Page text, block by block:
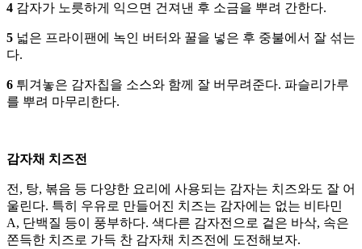
4 감자가 노릇하게 익으면 건져낸 후 소금을 뿌려 간한다.
5 넓은 프라이팬에 녹인 버터와 꿀을 넣은 후 중불에서 잘 섞는
다.
6 튀겨놓은 감자칩을 소스와 함께 잘 버무려준다. 파슬리가루
를 뿌려 마무리한다.
감자채 치즈전
전, 탕, 볶음 등 다양한 요리에 사용되는 감자는 치즈와도 잘 어
울린다. 특히 우유로 만들어진 치즈는 감자에는 없는 비타민
A, 단백질 등이 풍부하다. 색다른 감자전으로 겉은 바삭, 속은
쫀득한 치즈로 가득 찬 감자채 치즈전에 도전해보자.